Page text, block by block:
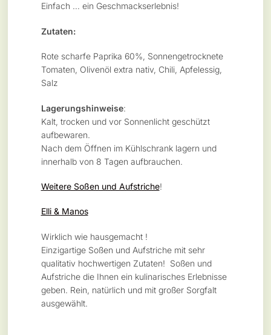
Einfach … ein Geschmackserlebnis!
Zutaten:
Rote scharfe Paprika 60%, Sonnengetrocknete
Tomaten, Olivenöl extra nativ, Chili, Apfelessig,
Salz
Lagerungshinweise:
Kalt, trocken und vor Sonnenlicht geschützt
aufbewaren.
Nach dem Öffnen im Kühlschrank lagern und
innerhalb von 8 Tagen aufbrauchen.
Weitere Soßen und Aufstriche!
Elli & Manos
Wirklich wie hausgemacht !
Einzigartige Soßen und Aufstriche mit sehr
qualitativ hochwertigen Zutaten! Soßen und
Aufstriche die Ihnen ein kulinarisches Erlebnisse
geben. Rein, natürlich und mit großer Sorgfalt
ausgewählt.